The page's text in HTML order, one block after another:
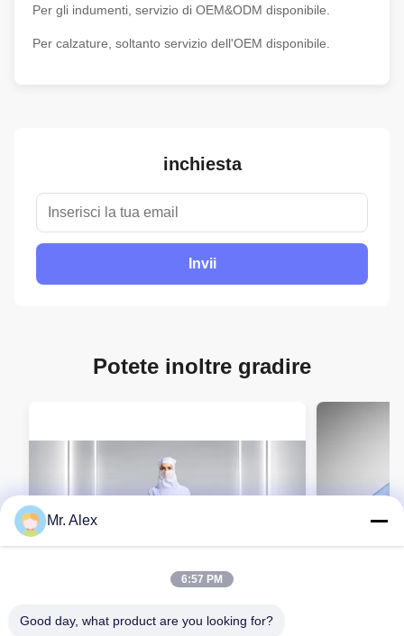
Per gli indumenti, servizio di OEM&ODM disponibile.
Per calzature, soltanto servizio dell'OEM disponibile.
inchiesta
Invii
Potete inoltre gradire
Mr. Alex
6:57 PM
Good day, what product are you looking for?